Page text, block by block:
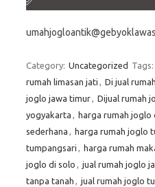
Category: Uncategorized Tags:
rumah limasan jati , Di jual
joglo jawa timur, Dijual rumah
yogyakarta , harga rumah joglo
sederhana , harga rumah joglo
tumpangsari , harga rumah
joglo di solo , jual rumah joglo
tanpa tanah , jual rumah joglo